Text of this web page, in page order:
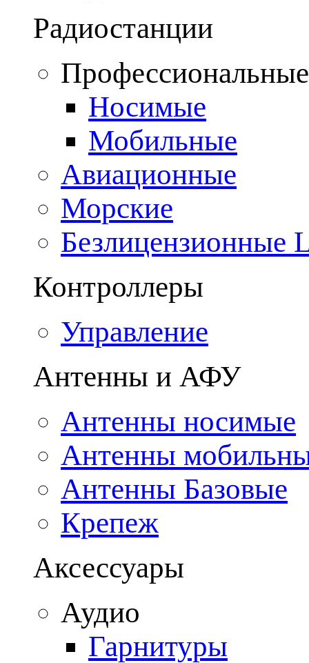
Радиостанции
Носимые
Мобильные
Авиационные
Морские
Безлицензионные
Контроллеры
Управление
Антенны и АФУ
Антенны носимые
Антенны
Антенны Базовые
Крепеж
Аксессуары
Аудио
Гарнитуры